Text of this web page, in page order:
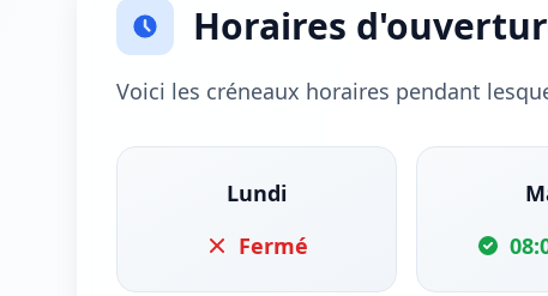
Horaires
Voici les créneaux horaires pendant
Lundi
Fermé